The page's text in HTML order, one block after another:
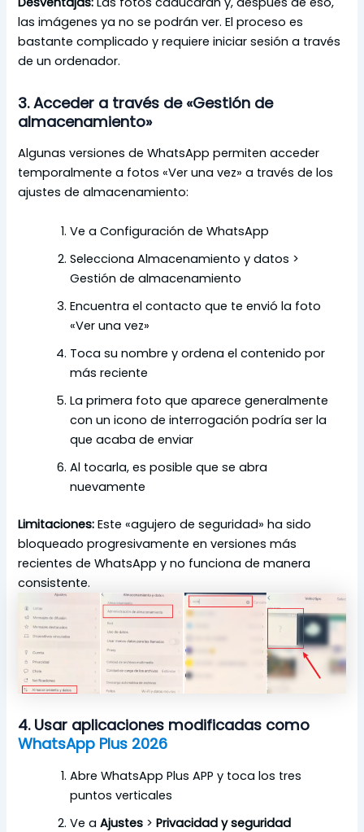
las imágenes ya no se podrán ver. El proceso es
bastante complicado y requiere iniciar sesión a través
de un ordenador.
3. Acceder a través de «Gestión de
almacenamiento»
Algunas versiones de WhatsApp permiten acceder
temporalmente a fotos «Ver una vez» a través de los
ajustes de almacenamiento:
Ve a Configuración de WhatsApp
Selecciona Almacenamiento y datos >
Gestión de almacenamiento
Encuentra el contacto que te envió la foto
«Ver una vez»
Toca su nombre y ordena el contenido por
más reciente
La primera foto que aparece generalmente
con un icono de interrogación podría ser la
que acaba de enviar
Al tocarla, es posible que se abra
nuevamente
Limitaciones:Este «agujero de seguridad» ha sido
bloqueado progresivamente en versiones más
recientes de WhatsApp y no funciona de manera
consistente.
4. Usar aplicaciones modificadas como
WhatsApp Plus 2026
Abre WhatsApp Plus APP y toca los tres
puntos verticales
Ve aAjustes >Privacidad y seguridad